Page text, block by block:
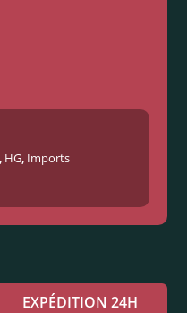
HG Imports
EXPÉDITION 24H